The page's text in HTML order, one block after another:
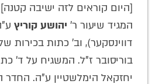
[היום קוראים לזה ישיבה
המגיד שיעור ר' יהושע קוריץ
דווינסקער), וב' כתות בכירות
בוריסובר ז"ל. המשגיח על ד'
יחזקאל הימלשטיין ע"ה. החדר